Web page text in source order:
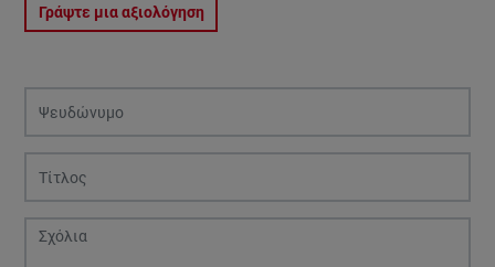
Γράψτε μια αξιολόγηση